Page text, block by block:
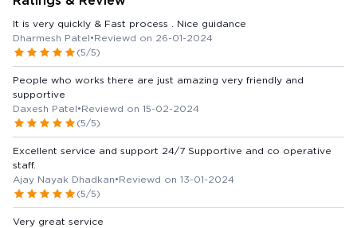
It is very quickly & Fast process . Nice guidance
Dharmesh Patel•Reviewd on 26-01-2024
(5/5)
People who works there are just amazing very friendly and
supportive
Daxesh Patel•Reviewd on 15-02-2024
(5/5)
Excellent service and support 24/7 Supportive and co operative
staff.
Ajay Nayak Dhadkan•Reviewd on 13-01-2024
(5/5)
Very great service